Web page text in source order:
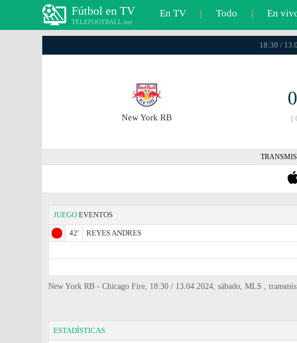
Fútbol en TV
TELEFOOTBALL.net
En TV | Todo | En
18:30 /
New York RB [
JUEGO EVENTOS
42'
REYES ANDRES
New York RB - Chicago Fire, 18:30 / 13.04.2024, sábado, MLS ,
ESTADÍSTICAS